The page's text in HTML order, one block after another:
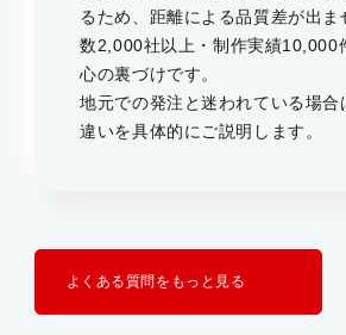
るため、距離による品質差が出ま
数2,000社以上・制作実績10,000
心の裏づけです。
地元での発注と迷われている場合
違いを具体的にご説明します。
よくある質問をもっと見る